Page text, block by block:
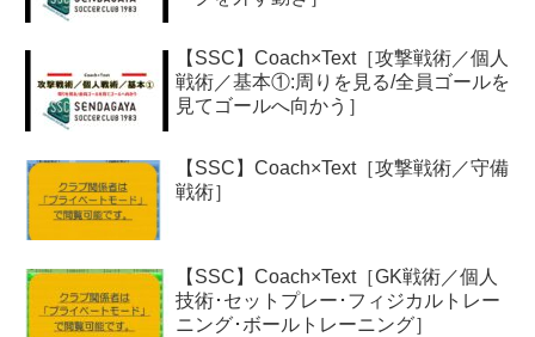
【SSC】Coach×Text［攻撃戦術／個人
戦術／基本①:周りを見る/全員ゴールを
見てゴールへ向かう］
【SSC】Coach×Text［攻撃戦術／守備
戦術］
【SSC】Coach×Text［GK戦術／個人
技術･セットプレー･フィジカルトレー
ニング･ボールトレーニング］